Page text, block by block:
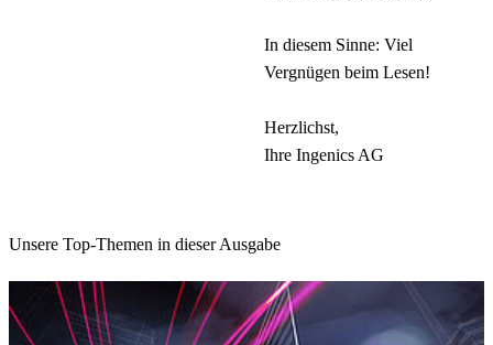
In diesem Sinne: Viel
Vergnügen beim Lesen!
Herzlichst,
Ihre Ingenics AG
Unsere Top-Themen in dieser Ausgabe